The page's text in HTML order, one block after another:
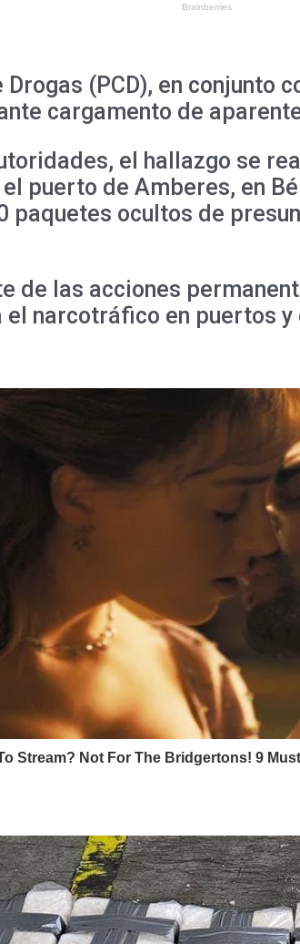
(PCD), en
cargamento de
el hallazgo se
puerto de Amberes, en
ocultos de
de las acciones
el narcotráfico en puertos